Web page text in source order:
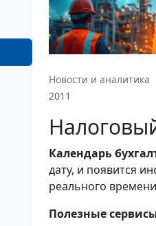
Новости и аналитика
2011
Календарь
дату, и появится
реального
Полезные